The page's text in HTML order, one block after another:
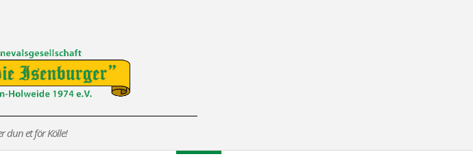
dun et för Kölle!